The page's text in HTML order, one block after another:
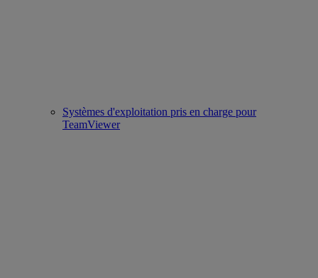
Systèmes d'exploitation pris en charge pour
TeamViewer